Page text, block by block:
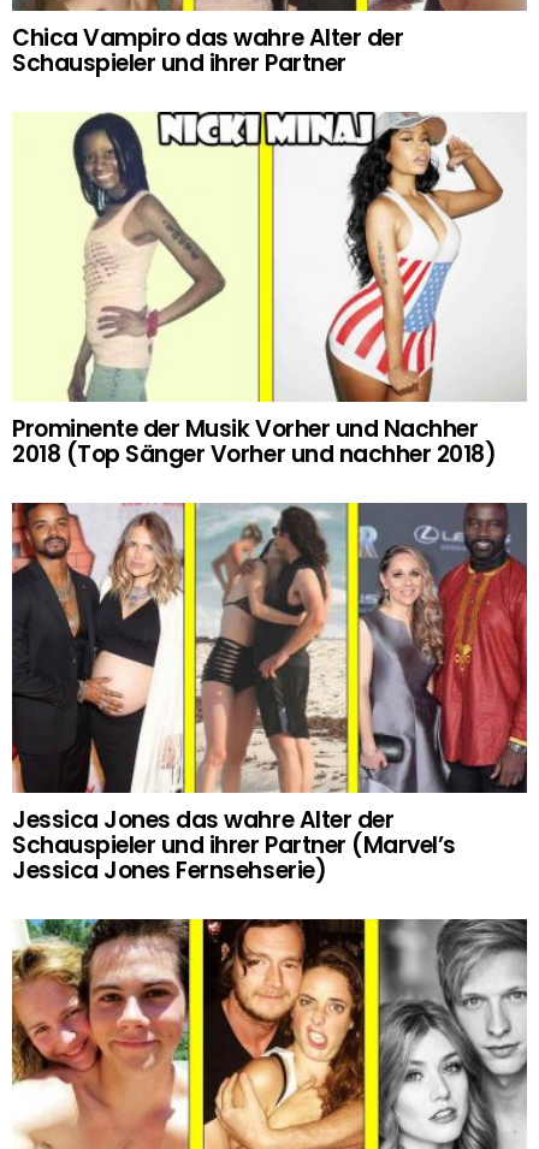
Chica Vampiro das wahre Alter der
Schauspieler und ihrer Partner
Prominente der Musik Vorher und Nachher
2018 (Top Sänger Vorher und nachher 2018)
Jessica Jones das wahre Alter der
Schauspieler und ihrer Partner (Marvel’s
Jessica Jones Fernsehserie)